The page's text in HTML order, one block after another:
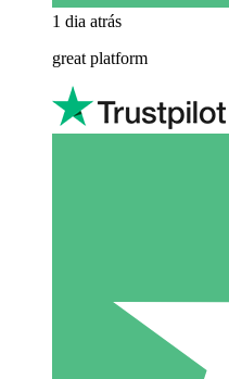
1 dia atrás
great platform